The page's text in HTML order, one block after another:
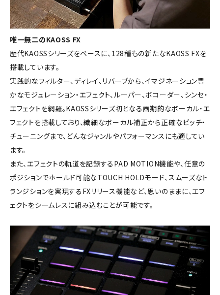
唯一無二のKAOSS FX
歴代KAOSSシリーズをベースに、128種もの新たなKAOSS FXを
搭載しています。
実践的なフィルター、ディレイ、リバーブから、イマジネーション豊
かなモジュレーション・エフェクト、ルーパー、ボコーダー、シンセ・
エフェクトを網羅。KAOSSシリーズ初となる画期的なボーカル・エ
フェクトを搭載しており、繊細なボーカル補正から正確なピッチ・
チューニングまで、どんなジャンルやパフォーマンスにも適してい
ます。
また、エフェクトの軌道を記録するPAD MOTION機能や、任意の
ポジションでホールド可能なTOUCH HOLDモード、スムーズなト
ランジションを実現するFXリリース機能など、思いのままに、エフ
ェクトをシームレスに組み込むことが可能です。